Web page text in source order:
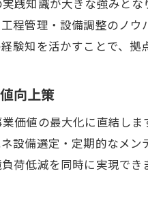
拠点設立で生きる
プラント工事と拠
経験者目線で見る
業界地図で把握する
拠点設立に強みを
プラント工事業界
拠点設立における
践知識が大きな強みと
程管理・設備調整のノ
験知を活かすことで、拠
向上策
価値の最大化に直結し
設備選定・定期的なメ
荷低減を同時に実現で